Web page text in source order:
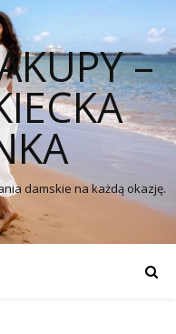
–
damskie na każdą okazję.